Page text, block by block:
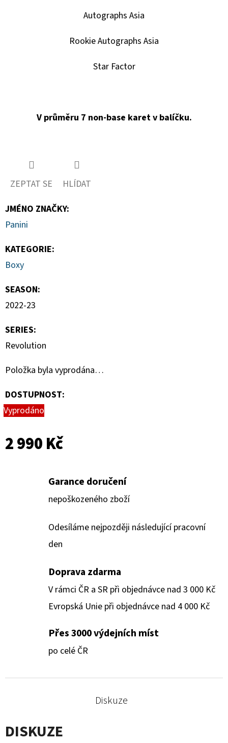
Autographs Asia
Rookie Autographs Asia
Star Factor
V průměru 7 non-base karet v balíčku.
ZEPTAT SE
HLÍDAT
JMÉNO ZNAČKY:
Panini
KATEGORIE:
Boxy
SEASON:
2022-23
SERIES:
Revolution
Položka byla vyprodána…
DOSTUPNOST:
Vyprodáno
2 990 Kč
Garance doručení
nepoškozeného zboží
Odesíláme nejpozději následující pracovní
den
Doprava zdarma
V rámci ČR a SR při objednávce nad 3 000 Kč
Evropská Unie při objednávce nad 4 000 Kč
Přes 3000 výdejních míst
po celé ČR
Diskuze
DISKUZE